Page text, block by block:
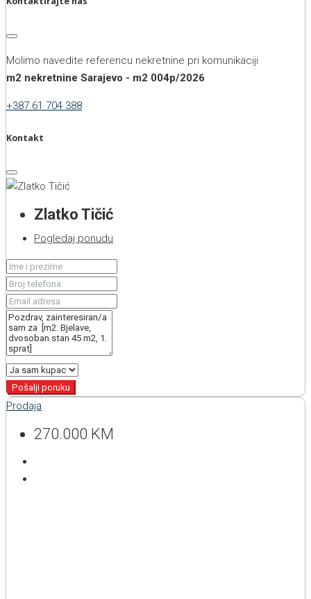
Molimo navedite referencu nekretnine pri komunikaciji
m2 nekretnine Sarajevo - m2 004p/2026
+387 61 704 388
Kontakt
Zlatko Tičić
Pogledaj ponudu
Pošalji poruku
Prodaja
270.000 KM